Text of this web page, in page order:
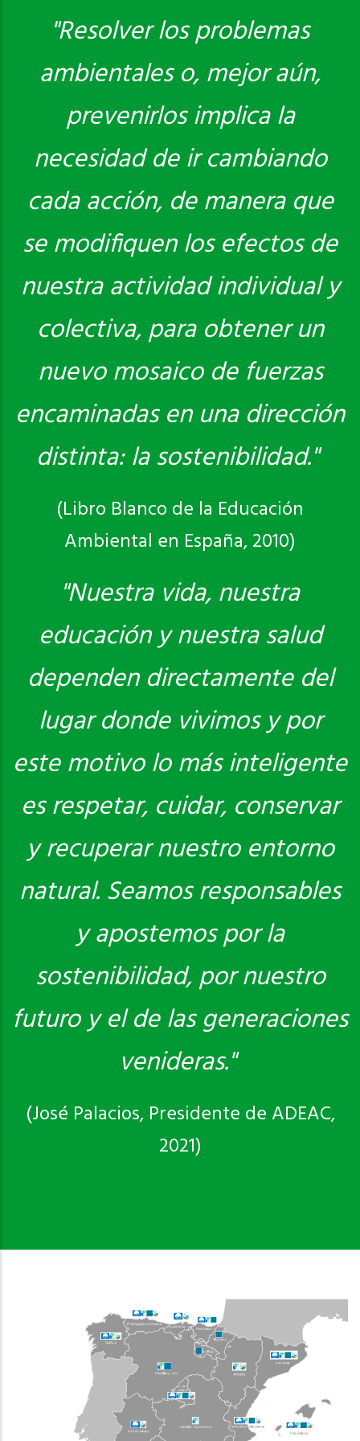
Saber más
"Resolver los problemas
ambientales o, mejor aún,
prevenirlos implica la
necesidad de ir cambiando
cada acción, de manera que
se modifiquen los efectos de
nuestra actividad individual y
colectiva, para obtener un
nuevo mosaico de fuerzas
encaminadas en una dirección
distinta: la sostenibilidad."
(Libro Blanco de la Educación
Ambiental en España, 2010)
"Nuestra vida, nuestra
educación y nuestra salud
dependen directamente del
lugar donde vivimos y por
este motivo lo más inteligente
es respetar, cuidar, conservar
y recuperar nuestro entorno
natural. Seamos responsables
y apostemos por la
sostenibilidad, por nuestro
futuro y el de las generaciones
venideras."
(José Palacios, Presidente de ADEAC,
2021)